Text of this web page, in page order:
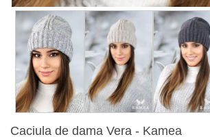
Caciula de dama Vera - Kamea